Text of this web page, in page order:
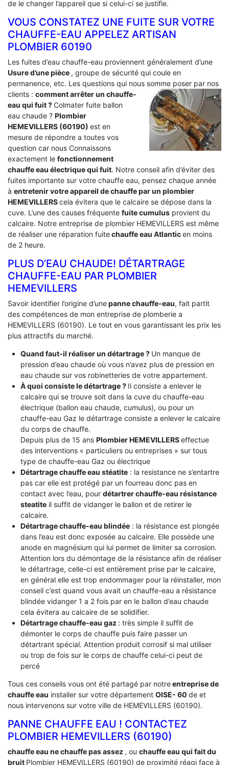
de le changer l’appareil que si celui-ci se justifie.
VOUS CONSTATEZ UNE FUITE SUR VOTRE
CHAUFFE-EAU APPELEZ ARTISAN
PLOMBIER 60190
Les fuites d’eau chauffe-eau proviennent généralement d’une
Usure d’une pièce , groupe de sécurité qui coule en
permanence, etc. Les questions qui nous somme poser par nos
clients : comment arrêter un chauffe-
eau qui fuit ?Colmater fuite ballon
eau chaude ? Plombier
HEMEVILLERS (60190) est en
mesure de répondre a toutes vos
question car nous Connaissons
exactement le fonctionnement
chauffe eau électrique qui fuit. Notre conseil afin d’éviter des
fuites importante sur votre chauffe eau, pensez chaque année
à entretenir votre appareil de chauffe par un plombier
HEMEVILLERScela évitera que le calcaire se dépose dans la
cuve. L’une des causes fréquente fuite cumulus provient du
calcaire. Notre entreprise de plombier HEMEVILLERS est même
de réaliser une réparation fuitechauffe eau Atlanticen moins
de 2 heure.
PLUS D’EAU CHAUDE! DÉTARTRAGE
CHAUFFE-EAU PAR PLOMBIER
HEMEVILLERS
Savoir identifier l’origine d’unepanne chauffe-eau, fait partit
des compétences de mon entreprise de plomberie a
HEMEVILLERS (60190). Le tout en vous garantissant les prix les
plus attractifs du marché.
Quand faut-il réaliser un détartrage ? Un manque de
pression d’eau chaude où vous n’avez plus de pression en
eau chaude sur vos robinetteries de votre appartement.
À quoi consiste le détartrage ? Il consiste a enlever le
calcaire qui se trouve soit dans la cuve du chauffe-eau
électrique (ballon eau chaude, cumulus), ou pour un
chauffe-eau Gaz le détartrage consiste a enlever le calcaire
du corps de chauffe.
Depuis plus de 15 ans Plombier HEMEVILLERSeffectue
des interventions « particuliers ou entreprises » sur tous
type de chauffe-eau Gaz ou électrique
Détartrage chauffe eau stéatite: la resistance ne s’entartre
pas car elle est protégé par un fourreau donc pas en
contact avec l’eau, pour détartrer chauffe-eau résistance
steatiteil suffit de vidanger le ballon et de retirer le
calcaire.
Détartrage chauffe-eau blindée: la résistance est plongée
dans l’eau est donc exposée au calcaire. Elle possède une
anode en magnésium qui lui permet de limiter sa corrosion.
Attention lors du démontage de la résistance afin de réaliser
le détartrage, celle-ci est entièrement prise par le calcaire,
en général elle est trop endommager pour la réinstaller, mon
conseil c’est quand vous avait un chauffe-eau a résistance
blindée vidanger 1 a 2 fois par en le ballon d’eau chaude
cela évitera au calcaire de se solidifier.
Détartrage chauffe-eau gaz : très simple il suffit de
démonter le corps de chauffe puis faire passer un
détartrant spécial. Attention produit corrosif si mal utiliser
ou trop de fois sur le corps de chauffe celui-ci peut de
percé
Tous ces conseils vous ont été partagé par notreentreprise de
chauffe eau installer sur votre département OISE- 60 de et
nous intervenons sur votre ville de HEMEVILLERS (60190).
PANNE CHAUFFE EAU ! CONTACTEZ
PLOMBIER HEMEVILLERS (60190)
chauffe eau ne chauffe pas assez , ou chauffe eau qui fait du
bruit Plombier HEMEVILLERS (60190) de proximité réagi face à